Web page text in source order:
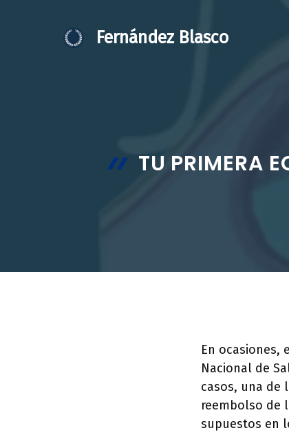
Fernández Blasco
TU PRIMERA
En ocasiones,
Nacional de
casos, una de
reembolso de
supuestos en